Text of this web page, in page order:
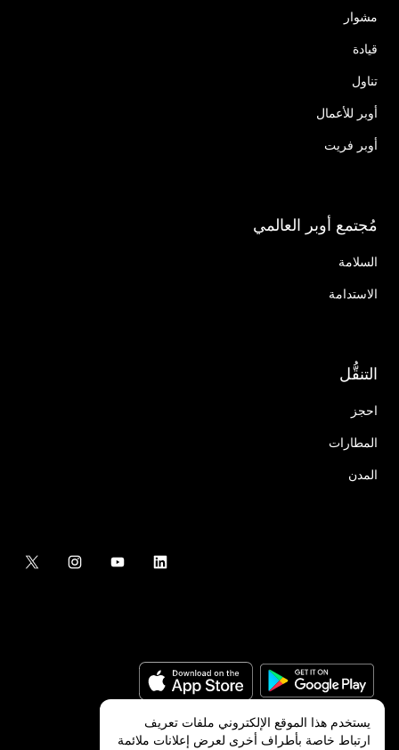
مشوار
قيادة
تناول
أوبر للأعمال
أوبر فريت
مُجتمع أوبر العالمي
السلامة
الاستدامة
التنقُّل
احجز
المطارات
المدن
يستخدم هذا الموقع الإلكتروني ملفات تعريف
ارتباط خاصة بأطراف أخرى لعرض إعلانات ملائمة